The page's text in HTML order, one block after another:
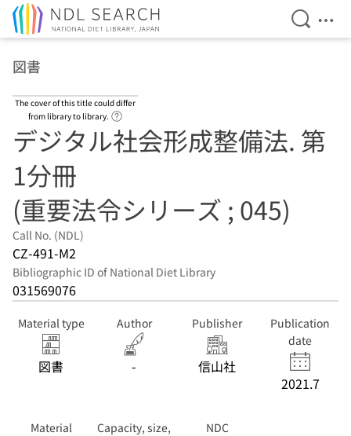
Open
図書
The cover of this title could differ
from library to library.
デジタル社会形成整備法. 第
1分冊
(重要法令シリーズ ; 045)
Call No. (NDL)
CZ-491-M2
Bibliographic ID of National Diet Library
031569076
Material type
図書
Author
-
Publisher
信山社
Publication
date
2021.7
Material
Capacity, size,
NDC